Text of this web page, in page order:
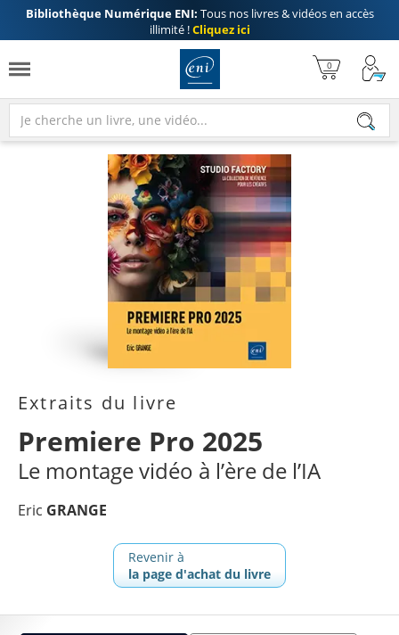
Bibliothèque Numérique ENI: Tous nos livres & vidéos en accès
illimité !Cliquez ici
Extraits du livre
Premiere Pro 2025
Le montage vidéo à l’ère de l’IA
Eric GRANGE
Revenir à
la page d'achat du livre